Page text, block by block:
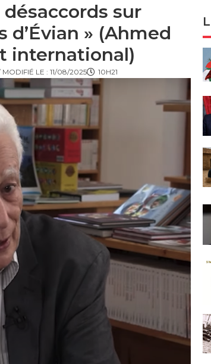
sur
» (Ahmed
international)
MODIFIÉ LE : 11/08/2025 10H21